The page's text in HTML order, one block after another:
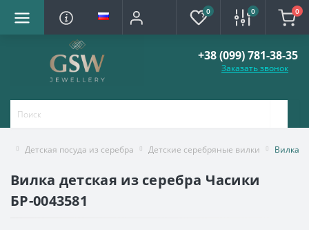
0 0 0
+38 (099) 781-38-35
Заказать звонок
Детская посуда из серебра Детские серебряные вилки Вилка
Вилка детская из серебра Часики
БР-0043581